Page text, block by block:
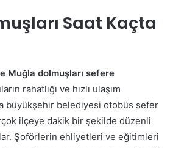
Saat Kaçta
Muğla dolmuşları sefere
rahatlığı ve hızlı ulaşım
büyükşehir belediyesi otobüs sefer
ilçeye dakik bir şekilde düzenli
Şoförlerin ehliyetleri ve eğitimleri